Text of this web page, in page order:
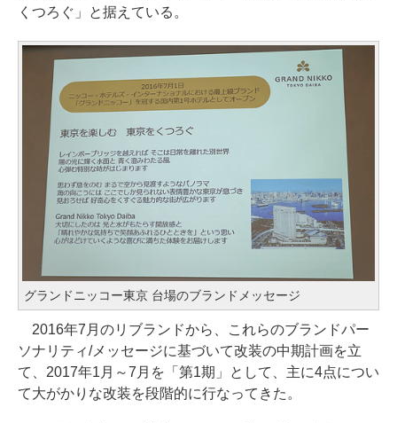
くつろぐ」と据えている。
グランドニッコー東京 台場のブランドメッセージ
2016年7月のリブランドから、これらのブランドパー
ソナリティ/メッセージに基づいて改装の中期計画を立
て、2017年1月～7月を「第1期」として、主に4点につい
て大がかりな改装を段階的に行なってきた。